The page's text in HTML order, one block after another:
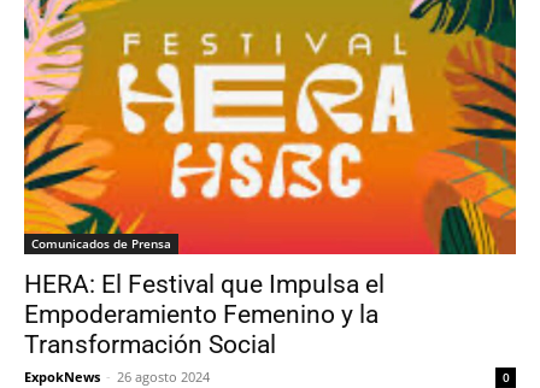
Comunicados de Prensa
HERA: El Festival que Impulsa el
Empoderamiento Femenino y la
Transformación Social
ExpokNews - 26 agosto 2024 0